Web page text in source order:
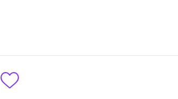
Toevoegen aan favorieten